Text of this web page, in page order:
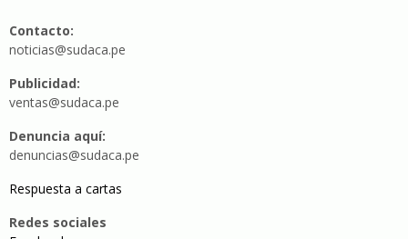
Contacto:
noticias@sudaca.pe
Publicidad:
ventas@sudaca.pe
Denuncia aquí:
denuncias@sudaca.pe
Respuesta a cartas
Redes sociales